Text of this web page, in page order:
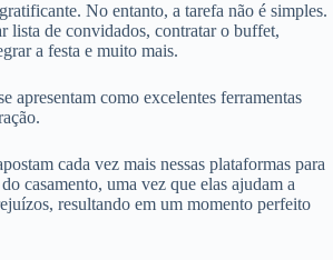
No entanto, a tarefa não é simples.
lista de convidados, contratar o buffet,
a festa e muito mais.
apresentam como excelentes ferramentas
cada vez mais nessas plataformas para
casamento, uma vez que elas ajudam a
resultando em um momento perfeito